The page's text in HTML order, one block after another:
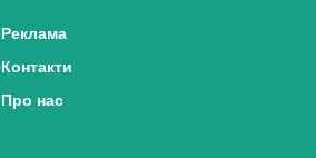
Реклама
Контакти
Про нас